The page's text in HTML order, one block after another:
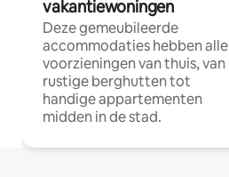
vakantiewoningen
Deze gemeubileerde
accommodaties hebben alle
voorzieningen van thuis, van
rustige berghutten tot
handige appartementen
midden in de stad.